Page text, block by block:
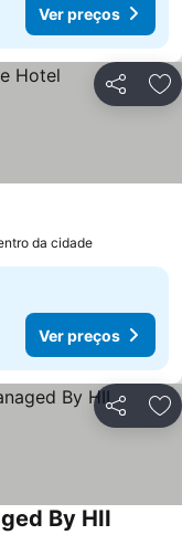
Ver preços
Partilhar
da cidade
Ver preços
Partilhar
By HII